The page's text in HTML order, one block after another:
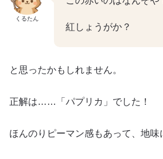
くるたん
紅しょうがか？
と思ったかもしれません。
正解は……「パプリカ」でした！
ほんのりピーマン感もあって、地味